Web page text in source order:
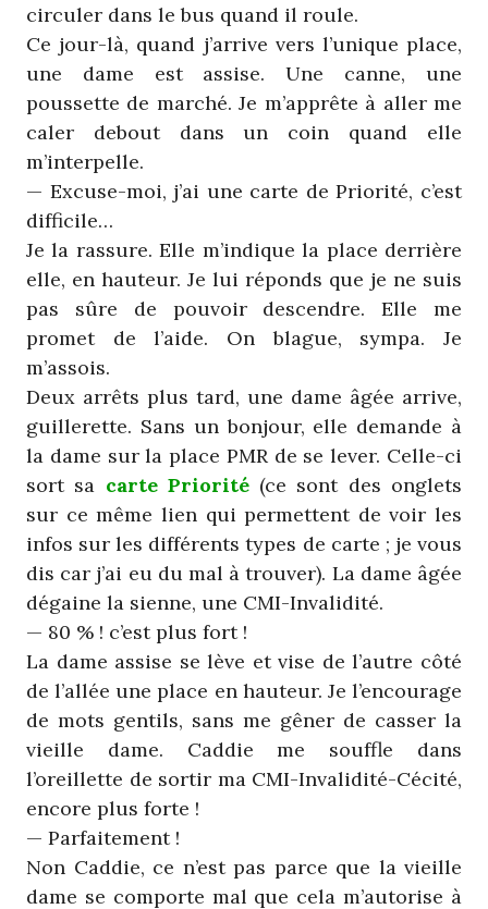
circuler dans le bus quand il roule.
Ce jour-là, quand j’arrive vers l’unique place,
une dame est assise. Une canne, une
poussette de marché. Je m’apprête à aller me
caler debout dans un coin quand elle
m’interpelle.
— Excuse-moi, j’ai une carte de Priorité, c’est
difficile…
Je la rassure. Elle m’indique la place derrière
elle, en hauteur. Je lui réponds que je ne suis
pas sûre de pouvoir descendre. Elle me
promet de l’aide. On blague, sympa. Je
m’assois.
Deux arrêts plus tard, une dame âgée arrive,
guillerette. Sans un bonjour, elle demande à
la dame sur la place PMR de se lever. Celle-ci
sort sa carte Priorité(ce sont des onglets
sur ce même lien qui permettent de voir les
infos sur les différents types de carte ; je vous
dis car j’ai eu du mal à trouver). La dame âgée
dégaine la sienne, une CMI-Invalidité.
— 80 % ! c’est plus fort !
La dame assise se lève et vise de l’autre côté
de l’allée une place en hauteur. Je l’encourage
de mots gentils, sans me gêner de casser la
vieille dame. Caddie me souffle dans
l’oreillette de sortir ma CMI-Invalidité-Cécité,
encore plus forte !
— Parfaitement !
Non Caddie, ce n’est pas parce que la vieille
dame se comporte mal que cela m’autorise à